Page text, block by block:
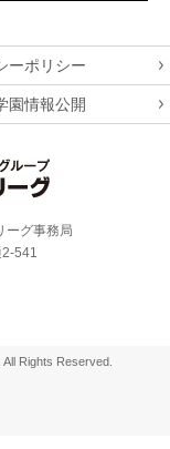
ーポリシー
園情報公開
ーグ事務局
541
Rights Reserved.